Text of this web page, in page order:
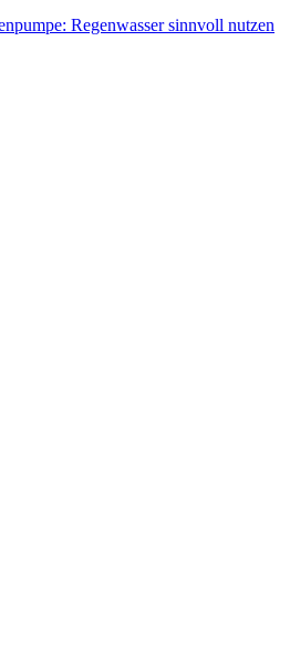
Regenwasser sinnvoll nutzen